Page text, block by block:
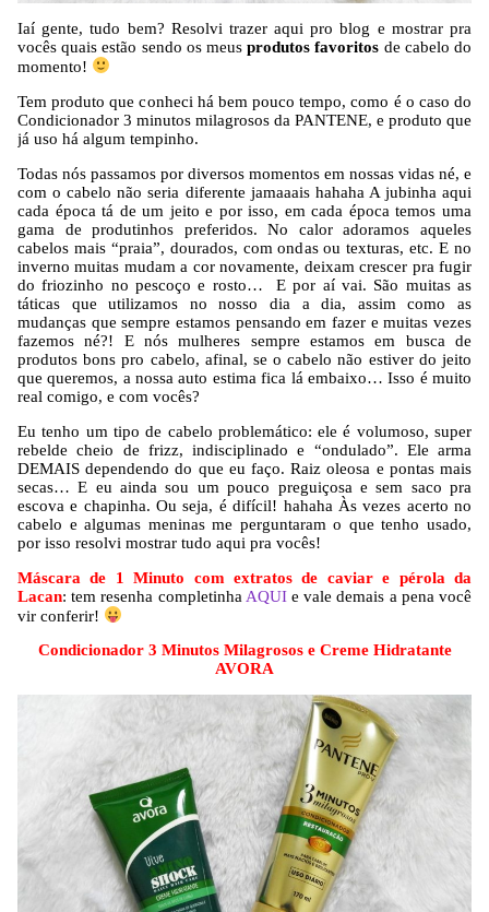
Iaí gente, tudo bem? Resolvi trazer aqui pro blog e mostrar pra
vocês quais estão sendo os meusprodutos favoritos de cabelo do
momento!
Tem produto que conheci há bem pouco tempo, como é o caso do
Condicionador 3 minutos milagrosos da PANTENE, e produto que
já uso há algum tempinho.
Todas nós passamos por diversos momentos em nossas vidas né, e
com o cabelo não seria diferente jamaaais hahaha A jubinha aqui
cada época tá de um jeito e por isso, em cada época temos uma
gama de produtinhos preferidos. No calor adoramos aqueles
cabelos mais “praia”, dourados, com ondas ou texturas, etc. E no
inverno muitas mudam a cor novamente, deixam crescer pra fugir
do friozinho no pescoço e rosto… E por aí vai. São muitas as
táticas que utilizamos no nosso dia a dia, assim como as
mudanças que sempre estamos pensando em fazer e muitas vezes
fazemos né?! E nós mulheres sempre estamos em busca de
produtos bons pro cabelo, afinal, se o cabelo não estiver do jeito
que queremos, a nossa auto estima fica lá embaixo… Isso é muito
real comigo, e com vocês?
Eu tenho um tipo de cabelo problemático: ele é volumoso, super
rebelde cheio de frizz, indisciplinado e “ondulado”. Ele arma
DEMAIS dependendo do que eu faço. Raiz oleosa e pontas mais
secas… E eu ainda sou um pouco preguiçosa e sem saco pra
escova e chapinha. Ou seja, é difícil! hahaha Às vezes acerto no
cabelo e algumas meninas me perguntaram o que tenho usado,
por isso resolvi mostrar tudo aqui pra vocês!
Máscara de 1 Minuto com extratos de caviar e pérola da
Lacan: tem resenha completinha AQUIe vale demais a pena você
vir conferir!
Condicionador 3 Minutos Milagrosos e Creme Hidratante
AVORA